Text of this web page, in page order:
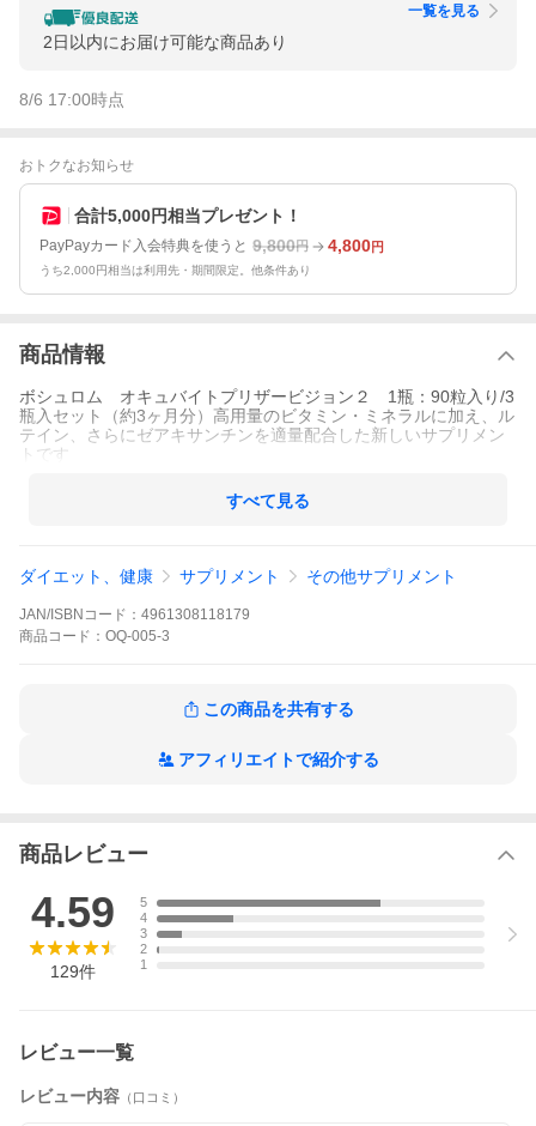
2日以内にお届け可能な商品あり
一覧を見る
8/6 17:00時点
おトクなお知らせ
合計5,000円相当プレゼント！
PayPayカード入会特典を使うと 9,800円 4,800円
うち2,000円相当は利用先・期間限定。他条件あり
商品情報
ボシュロム オキュバイトプリザービジョン２ 1瓶：90粒入り/3
瓶入セット（約3ヶ月分）高用量のビタミン・ミネラルに加え、ル
テイン、さらにゼアキサンチンを適量配合した新しいサプリメン
トです
すべて見る
ダイエット、健康 サプリメント その他サプリメント
JAN/ISBNコード： 4961308118179
商品 コード： OQ-005-3
この商品を共有する
アフィリエイトで紹介する
商品レビュー
4.59
129件
5
4
3
2
1
レビュー一覧
レビュー内容 （口コミ）